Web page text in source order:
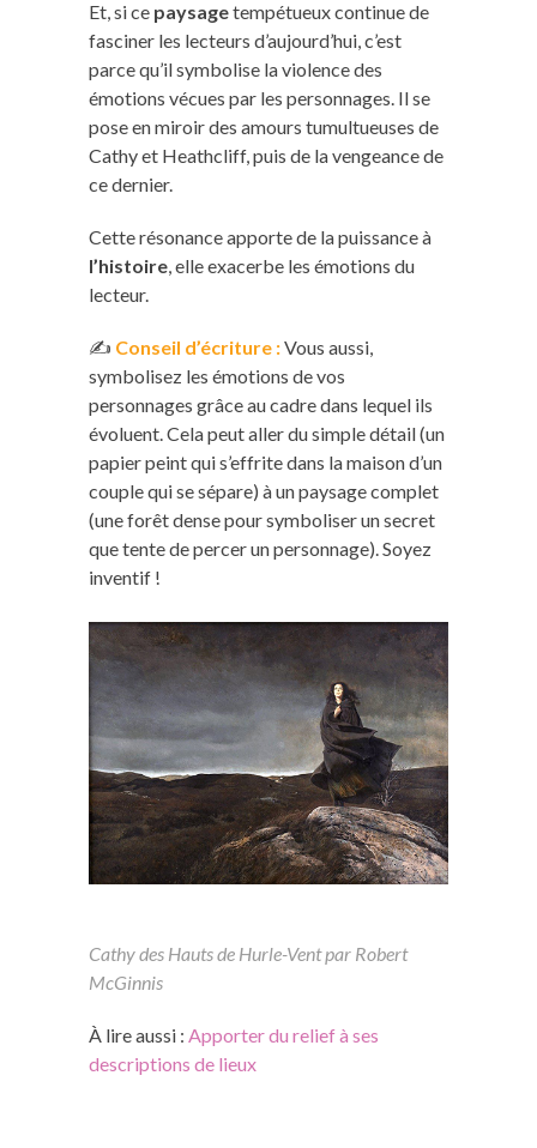
Et, si ce paysagetempétueux continue de
fasciner les lecteurs d’aujourd’hui, c’est
parce qu’il symbolise la violence des
émotions vécues par les personnages. Il se
pose en miroir des amours tumultueuses de
Cathy et Heathcliff, puis de la vengeance de
ce dernier.
Cette résonance apporte de la puissance à
l’histoire , elle exacerbe les émotions du
lecteur.
✍️ Conseil d’écriture :Vous aussi,
symbolisez les émotions de vos
personnages grâce au cadre dans lequel ils
évoluent. Cela peut aller du simple détail (un
papier peint qui s’effrite dans la maison d’un
couple qui se sépare) à un paysage complet
(une forêt dense pour symboliser un secret
que tente de percer un personnage). Soyez
inventif !
Cathy des Hauts de Hurle-Vent par Robert
McGinnis
À lire aussi : Apporter du relief à ses
descriptions de lieux